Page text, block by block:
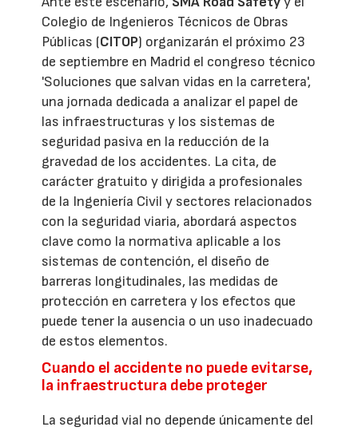
Colegio de Ingenieros Técnicos de Obras
Públicas (CITOP) organizarán el próximo 23
de septiembre en Madrid el congreso técnico
'Soluciones que salvan vidas en la carretera',
una jornada dedicada a analizar el papel de
las infraestructuras y los sistemas de
seguridad pasiva en la reducción de la
gravedad de los accidentes. La cita, de
carácter gratuito y dirigida a profesionales
de la Ingeniería Civil y sectores relacionados
con la seguridad viaria, abordará aspectos
clave como la normativa aplicable a los
sistemas de contención, el diseño de
barreras longitudinales, las medidas de
protección en carretera y los efectos que
puede tener la ausencia o un uso inadecuado
de estos elementos.
Cuando el accidente no puede evitarse,
la infraestructura debe proteger
La seguridad vial no depende únicamente del